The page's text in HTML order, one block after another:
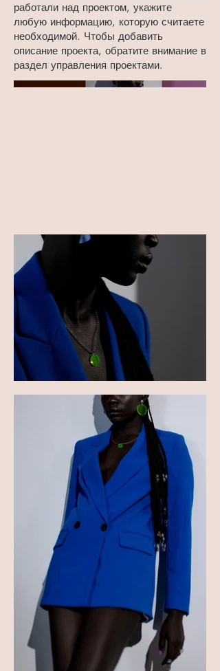
работали над проектом, укажите
любую информацию, которую считаете
необходимой. Чтобы добавить
описание проекта, обратите внимание в
раздел управления проектами.